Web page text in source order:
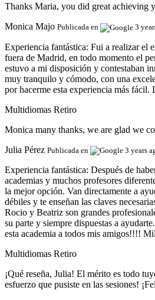
Thanks Maria, you did great achieving
Monica Majo Publicada en 3
Experiencia fantástica: Fui a realizar el
fuera de Madrid, en todo momento el
estuvo a mi disposición y contestaban
muy tranquilo y cómodo, con una
por hacerme esta experiencia más fácil.
Multidiomas Retiro
Monica many thanks, we are glad we
Julia Pérez Publicada en 3 years
Experiencia fantástica: Después de
academias y muchos profesores
la mejor opción. Van directamente a
débiles y te enseñan las claves
Rocio y Beatriz son grandes
su parte y siempre dispuestas a
esta academia a todos mis amigos!!!!
Multidiomas Retiro
¡Qué reseña, Julia! El mérito es todo
esfuerzo que pusiste en las sesiones!